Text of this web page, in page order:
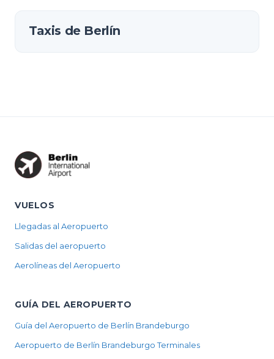
Taxis de Berlín
VUELOS
Llegadas al Aeropuerto
Salidas del aeropuerto
Aerolíneas del Aeropuerto
GUÍA DEL AEROPUERTO
Guía del Aeropuerto de Berlín Brandeburgo
Aeropuerto de Berlín Brandeburgo Terminales